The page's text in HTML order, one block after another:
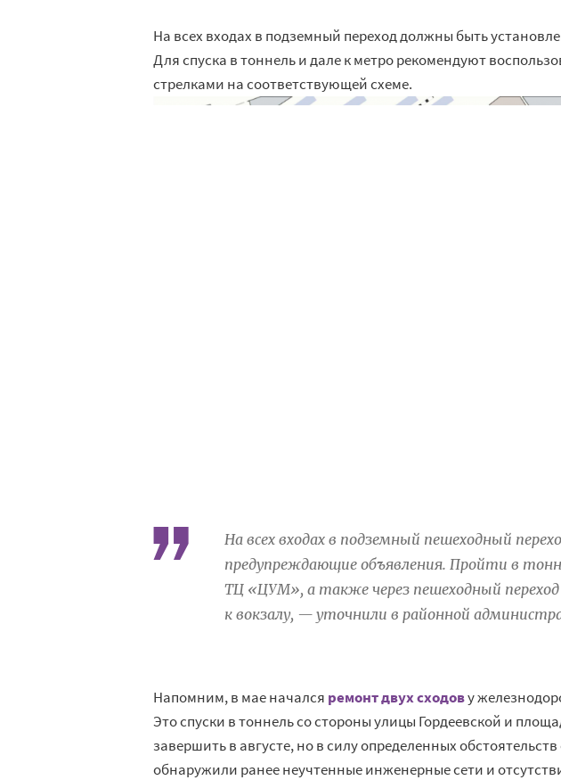
На всех входах в подземный переход должны быть
Для спуска в тоннель и дале к метро рекомендуют
стрелками на соответствующей схеме.
На всех входах в подземный пешеходный
предупреждающие объявления. Пройти в
ТЦ «ЦУМ», а также через пешеходный
к вокзалу, — уточнили в районной
Напомним, в мае начался ремонт двух сходову
Это спуски в тоннель со стороны улицы Гордеевской и
завершить в августе, но в силу определенных
обнаружили ранее неучтенные инженерные сети и